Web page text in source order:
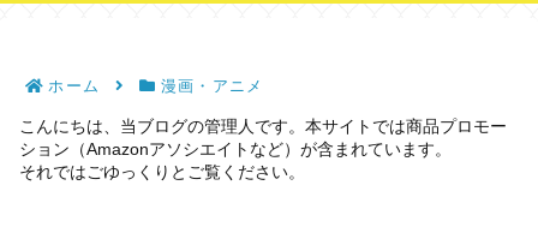
ホーム 漫画・アニメ
こんにちは、当ブログの管理人です。本サイトでは商品プロモー
ション（Amazonアソシエイトなど）が含まれています。
それではごゆっくりとご覧ください。